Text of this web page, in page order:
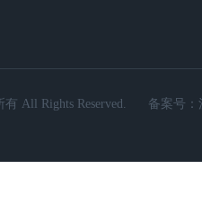
All Rights Reserved. 备案号：